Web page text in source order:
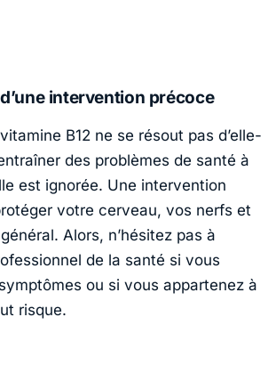
intervention précoce
B12 ne se résout pas d’elle-
des problèmes de santé à
est ignorée. Une intervention
votre cerveau, vos nerfs et
Alors, n’hésitez pas à
de la santé si vous
ou si vous appartenez à
risque.